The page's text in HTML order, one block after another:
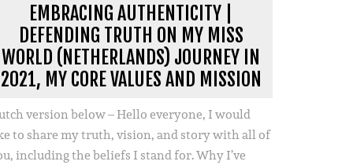
EMBRACING AUTHENTICITY |
DEFENDING TRUTH ON MY MISS
WORLD (NETHERLANDS) JOURNEY IN
2021, MY CORE VALUES AND MISSION
version below – Hello everyone, I would
to share my truth, vision, and story with all of
including the beliefs I stand for. Why I’ve